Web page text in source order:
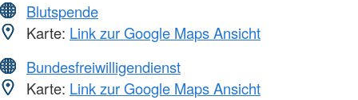
Blutspende
Karte: Link zur Google Maps Ansicht
Bundesfreiwilligendienst
Karte: Link zur Google Maps Ansicht